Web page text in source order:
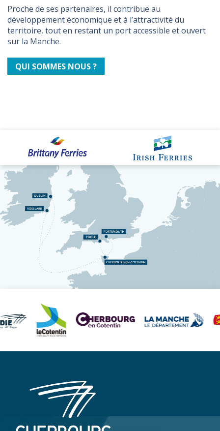
Proche de ses partenaires, il contribue au
développement économique et à l’attractivité du
territoire, tout en restant un port accessible et ouvert
sur la Manche.
QUI SOMMES NOUS ?